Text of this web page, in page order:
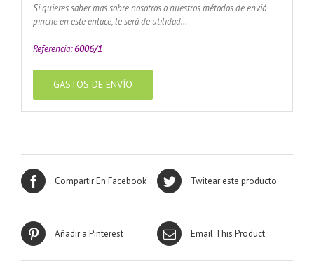
Si quieres saber mas sobre nosotros o nuestros métodos de envió
pinche en este enlace, le será de utilidad…
Referencia:6006/1
GASTOS DE ENVÍO
Compartir En Facebook Twitear este producto
Añadir a Pinterest Email This Product